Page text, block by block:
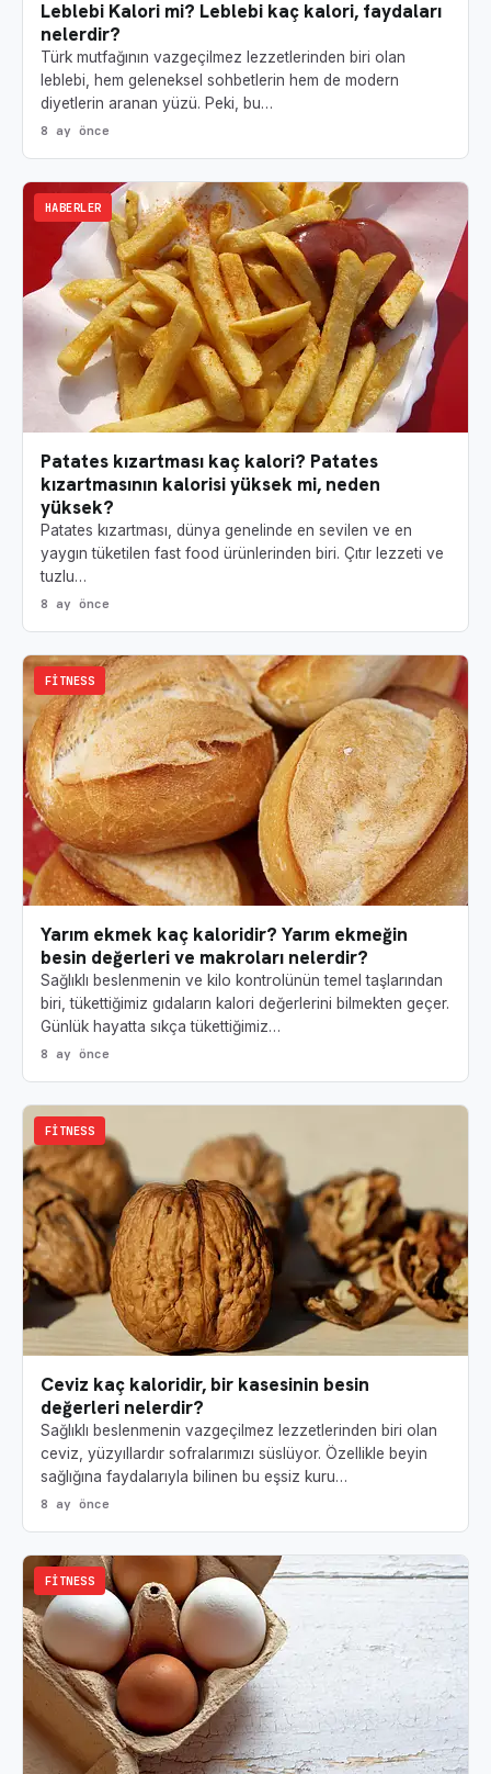
Leblebi Kalori mi? Leblebi kaç kalori, faydaları
nelerdir?
Türk mutfağının vazgeçilmez lezzetlerinden biri olan
leblebi, hem geleneksel sohbetlerin hem de modern
diyetlerin aranan yüzü. Peki, bu…
8 ay önce
HABERLER
Patates kızartması kaç kalori? Patates
kızartmasının kalorisi yüksek mi, neden
yüksek?
Patates kızartması, dünya genelinde en sevilen ve en
yaygın tüketilen fast food ürünlerinden biri. Çıtır lezzeti ve
tuzlu…
8 ay önce
FITNESS
Yarım ekmek kaç kaloridir? Yarım ekmeğin
besin değerleri ve makroları nelerdir?
Sağlıklı beslenmenin ve kilo kontrolünün temel taşlarından
biri, tükettiğimiz gıdaların kalori değerlerini bilmekten geçer.
Günlük hayatta sıkça tükettiğimiz…
8 ay önce
FITNESS
Ceviz kaç kaloridir, bir kasesinin besin
değerleri nelerdir?
Sağlıklı beslenmenin vazgeçilmez lezzetlerinden biri olan
ceviz, yüzyıllardır sofralarımızı süslüyor. Özellikle beyin
sağlığına faydalarıyla bilinen bu eşsiz kuru…
8 ay önce
FITNESS